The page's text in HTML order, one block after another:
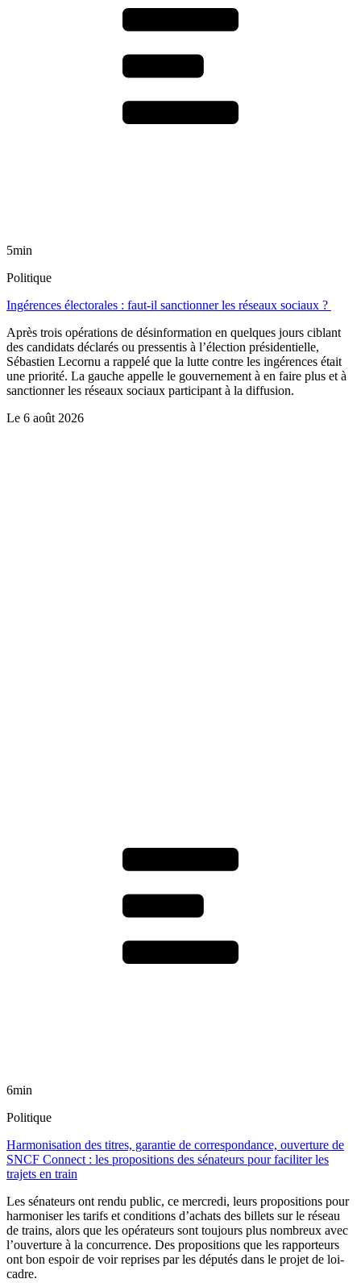
5min
Politique
Ingérences électorales : faut-il sanctionner les réseaux sociaux ?
Après trois opérations de désinformation en quelques jours ciblant
des candidats déclarés ou pressentis à l’élection présidentielle,
Sébastien Lecornu a rappelé que la lutte contre les ingérences était
une priorité. La gauche appelle le gouvernement à en faire plus et à
sanctionner les réseaux sociaux participant à la diffusion.
Le 6 août 2026
6min
Politique
Harmonisation des titres, garantie de correspondance, ouverture de
SNCF Connect : les propositions des sénateurs pour faciliter les
trajets en train
Les sénateurs ont rendu public, ce mercredi, leurs propositions pour
harmoniser les tarifs et conditions d’achats des billets sur le réseau
de trains, alors que les opérateurs sont toujours plus nombreux avec
l’ouverture à la concurrence. Des propositions que les rapporteurs
ont bon espoir de voir reprises par les députés dans le projet de loi-
cadre.